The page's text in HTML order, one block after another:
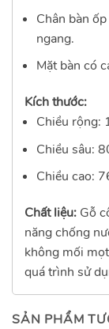
Chân bàn
ngang.
Mặt bàn có
Kích thước:
Chiều rộng:
Chiều sâu:
Chiều cao:
Chất liệu: Gỗ
năng chống
không mối
quá trình sử
SẢN PHẨM